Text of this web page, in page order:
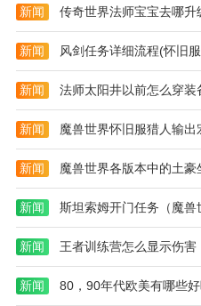
新闻 传奇世界法师宝宝去哪升
新闻
新闻
新闻 魔兽世界怀旧服猎人输出
新闻
新闻 斯坦索姆开门任务（魔兽
新闻 王者训练营怎么显示伤害
新闻